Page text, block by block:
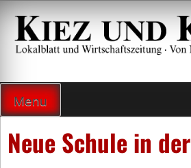
Zum
Inhalt
springen
Menu
Neue Schule in der